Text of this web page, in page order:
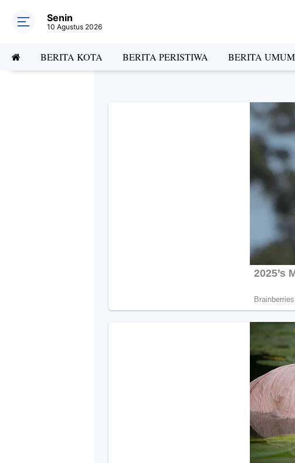
Senin
10 Agustus 2026
BERITA KOTA BERITA PERISTIWA BERITA UMUM